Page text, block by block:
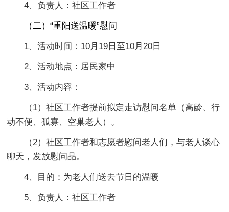
4、负责人：社区工作者
（二）“重阳送温暖”慰问
1、活动时间：10月19日至10月20日
2、活动地点：居民家中
3、活动内容：
（1）社区工作者提前拟定走访慰问名单（高龄、行
动不便、孤寡、空巢老人）。
（2）社区工作者和志愿者慰问老人们，与老人谈心
聊天，发放慰问品。
4、目的：为老人们送去节日的温暖
5、负责人：社区工作者